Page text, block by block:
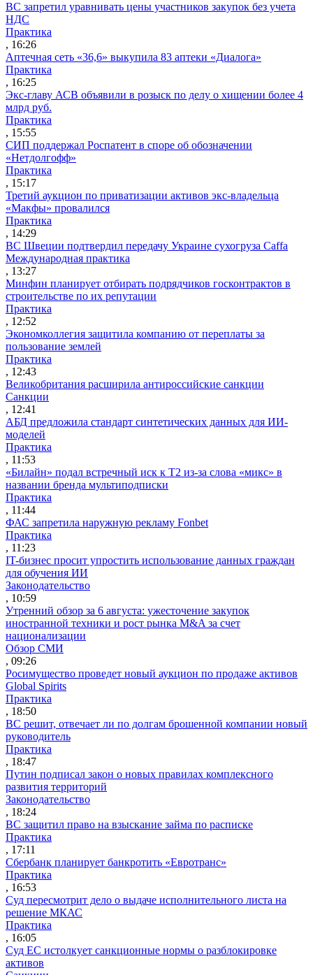
ВС запретил уравнивать цены участников закупок без учета
НДС
Практика
, 16:26
Аптечная сеть «36,6» выкупила 83 аптеки «Диалога»
Практика
, 16:25
Экс-главу АСВ объявили в розыск по делу о хищении более 4
млрд руб.
Практика
, 15:55
СИП поддержал Роспатент в споре об обозначении
«Нетдолгофф»
Практика
, 15:17
Третий аукцион по приватизации активов экс-владельца
«Макфы» провалился
Практика
, 14:29
ВС Швеции подтвердил передачу Украине сухогруза Caffa
Международная практика
, 13:27
Минфин планирует отбирать подрядчиков госконтрактов в
строительстве по их репутации
Практика
, 12:52
Экономколлегия защитила компанию от переплаты за
пользование землей
Практика
, 12:43
Великобритания расширила антироссийские санкции
Санкции
, 12:41
АБД предложила стандарт синтетических данных для ИИ-
моделей
Практика
, 11:53
«Билайн» подал встречный иск к Т2 из-за слова «микс» в
названии бренда мультиподписки
Практика
, 11:44
ФАС запретила наружную рекламу Fonbet
Практика
, 11:23
IT-бизнес просит упростить использование данных граждан
для обучения ИИ
Законодательство
, 10:59
Утренний обзор за 6 августа: ужесточение закупок
иностранной техники и рост рынка M&A за счет
национализации
Обзор СМИ
, 09:26
Росимущество проведет новый аукцион по продаже активов
Global Spirits
Практика
, 18:50
ВС решит, отвечает ли по долгам брошенной компании новый
руководитель
Практика
, 18:47
Путин подписал закон о новых правилах комплексного
развития территорий
Законодательство
, 18:24
ВС защитил право на взыскание займа по расписке
Практика
, 17:11
Сбербанк планирует банкротить «Евротранс»
Практика
, 16:53
Суд пересмотрит дело о выдаче исполнительного листа на
решение МКАС
Практика
, 16:05
Суд ЕС истолкует санкционные нормы о разблокировке
активов